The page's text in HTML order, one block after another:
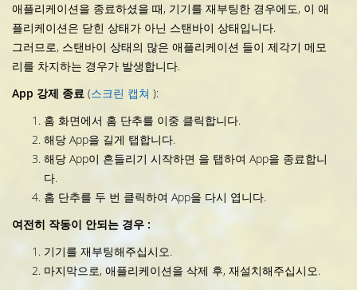
애플리케이션을 종료하셨을 때, 기기를 재부팅한 경우에도, 이 애
플리케이션은 닫힌 상태가 아닌 스탠바이 상태입니다.
그러므로, 스탠바이 상태의 많은 애플리케이션 들이 제각기 메모
리를 차지하는 경우가 발생합니다.
App 강제 종료 (스크린 캡쳐 ):
홈 화면에서 홈 단추를 이중 클릭합니다.
해당 App을 길게 탭합니다.
해당 App이 흔들리기 시작하면 을 탭하여 App을 종료합니
다.
홈 단추를 두 번 클릭하여 App을 다시 엽니다.
여전히 작동이 안되는 경우 :
기기를 재부팅해주십시오.
마지막으로, 애플리케이션을 삭제 후, 재설치해주십시오.